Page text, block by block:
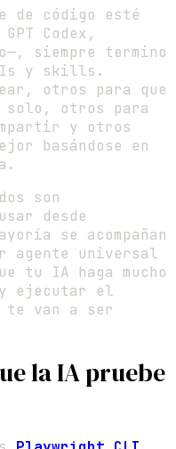
de código esté
Codex,
siempre termino
y skills.
otros para que
solo, otros para
y otros
basándose en
son
desde
se acompañan
agente universal
tu IA haga mucho
ejecutar el
te van a ser
la IA pruebe